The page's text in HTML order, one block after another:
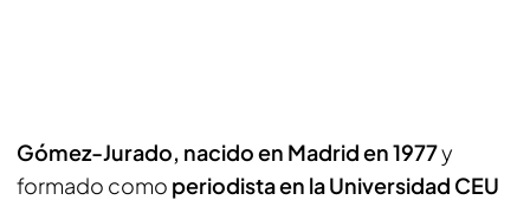
Gómez-Jurado, nacido en Madrid en 1977y
formado como periodista en la Universidad CEU